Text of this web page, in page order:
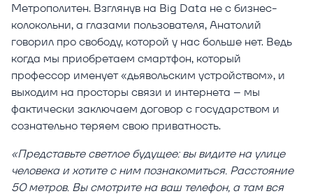
Метрополитен. Взглянув на Big Data не с бизнес-
колокольни, а глазами пользователя, Анатолий
говорил про свободу, которой у нас больше нет. Ведь
когда мы приобретаем смартфон, который
профессор именует «дьявольским устройством», и
выходим на просторы связи и интернета – мы
фактически заключаем договор с государством и
сознательно теряем свою приватность.
«Представьте светлое будущее: вы видите на улице
человека и хотите с ним познакомиться. Расстояние
50 метров. Вы смотрите на ваш телефон, а там вся